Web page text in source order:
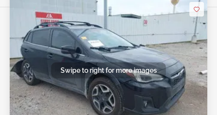
Swipe to right for more images